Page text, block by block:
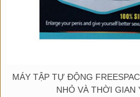
MÁY TẬP TỰ ĐỘNG
NHỎ VÀ THỜI GIAN